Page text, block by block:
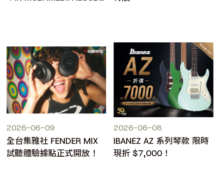
2026-06-09
全台集雅社 FENDER MIX
試聽體驗據點正式開放！
2026-06-08
IBANEZ AZ 系列琴款 限時
現折 $7,000！